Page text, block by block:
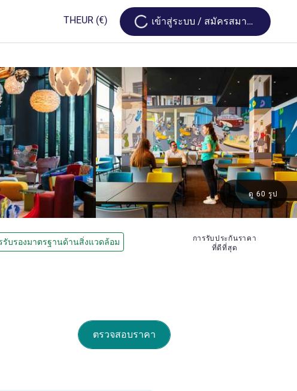
THEUR (€) Loading...
เข้าสู่ระบบ / สมัครสมาชิก
รับรองมาตรฐานด้านสิ่งแวดล้อม
การรับประกันราคา
ที่ดีที่สุด
ดู 60 รูป
ตรวจสอบราคา